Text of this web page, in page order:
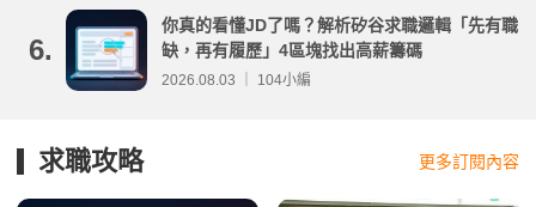
6.
你真的看懂JD了嗎？解析矽谷求職邏輯「先有職
缺，再有履歷」4區塊找出高薪籌碼
2026.08.03 ｜ 104小編
求職攻略 更多訂閱內容